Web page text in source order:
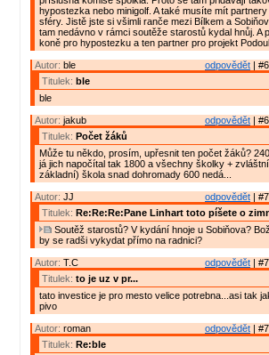
hypostezka nebo minigolf. A také musíte mít
sféry. Jistě jste si všimli ranče mezi Bílkem a
tam nedávno v rámci soutěže starostů kydal hnůj. A
koně pro hypostezku a ten partner pro projekt
odpovědět |
Autor: ble
Titulek: ble
ble
odpovědět |
Autor: jakub
Titulek: Počet žáků
Může tu někdo, prosím, upřesnit ten počet žáků?
já jich napočítal tak 1800 a všechny školky +
základní) škola snad dohromady 600 nedá...
odpovědět |
Autor: JJ
Titulek: Re:Re:Re:Pane Linhart toto píšete o
Soutěž starostů? V kydání hnoje u Sobiňova?
by se radši vykydat přímo na radnici?
odpovědět |
Autor: T.C
Titulek: to je uz v pr...
tato investice je pro mesto velice potrebna...asi tak
pivo
odpovědět |
Autor: roman
Titulek: Re:ble